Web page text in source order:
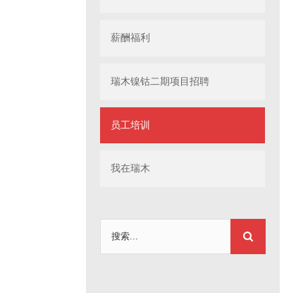
薪酬福利
瑞木镍钴二期项目招聘
员工培训
我在瑞木